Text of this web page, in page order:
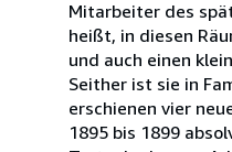
Mitarbeiter des
heißt, in diesen
und auch einen
Seither ist sie in
erschienen vier
1895 bis 1899